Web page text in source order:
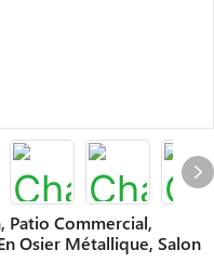
Patio Commercial,
Osier Métallique, Salon